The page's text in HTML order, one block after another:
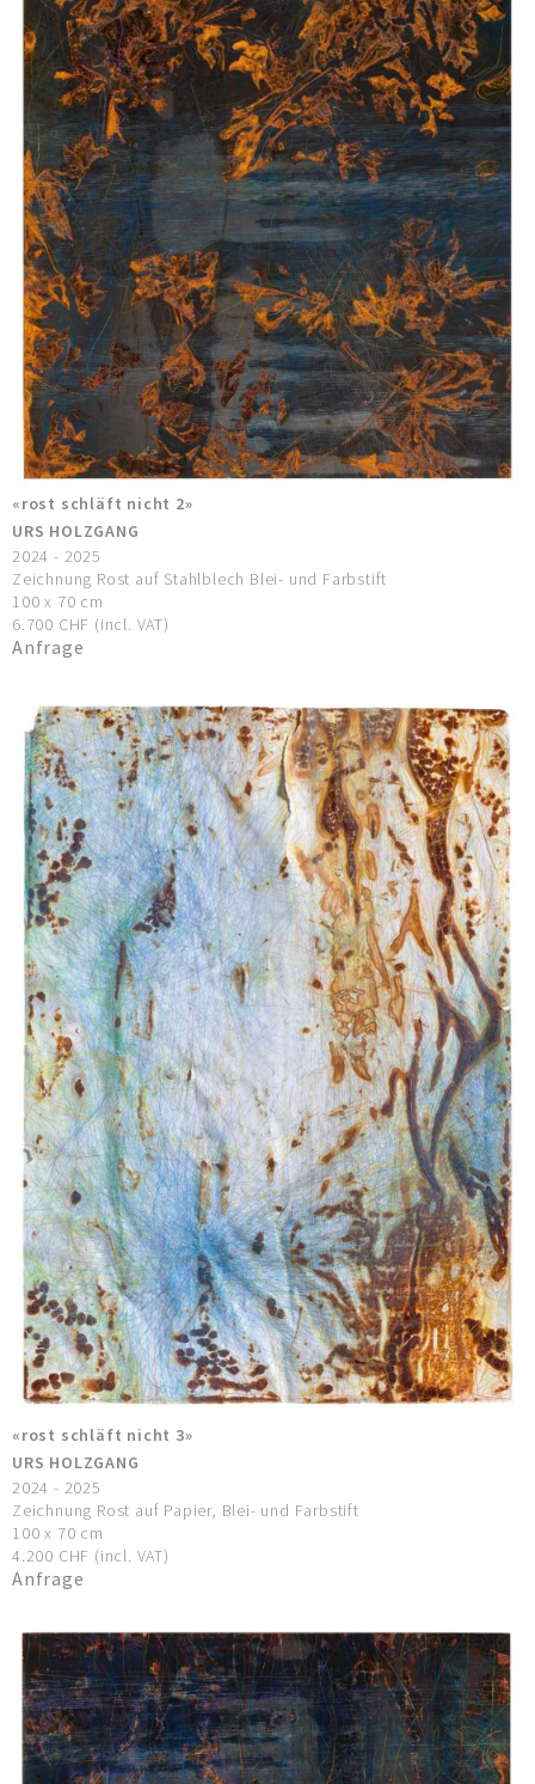
«rost schläft nicht 2»
URS HOLZGANG
2024 - 2025
Zeichnung Rost auf Stahlblech Blei- und Farbstift
100 x 70 cm
6.700 CHF (incl. VAT)
Anfrage
«rost schläft nicht 3»
URS HOLZGANG
2024 - 2025
Zeichnung Rost auf Papier, Blei- und Farbstift
100 x 70 cm
4.200 CHF (incl. VAT)
Anfrage